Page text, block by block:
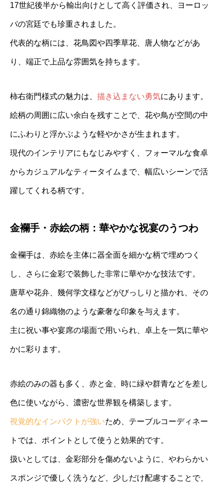
17世紀後半から輸出向けとして高く評価され、ヨーロッ
パの宮廷でも珍重されました。
代表的な柄には、花鳥図や四季草花、唐人物などがあ
り、端正で上品な雰囲気を持ちます。
柿右衛門様式の魅力は、 描き込まない勇気にあります。
絵柄の周囲に広い余白を残すことで、花や鳥が空間の中
にふわりと浮かぶような軽やかさが生まれます。
現代のインテリアにもなじみやすく、フォーマルな食卓
からカジュアルなティータイムまで、幅広いシーンで活
躍してくれる柄です。
金襴手・赤絵の柄：華やかな祝宴のうつわ
金襴手は、赤絵を主体に器全面を細かな柄で埋めつく
し、さらに金彩で装飾した非常に華やかな技法です。
唐草や花弁、幾何学文様などがびっしりと描かれ、その
名の通り錦織物のような豪奢な印象を与えます。
主に祝い事や宴席の場面で用いられ、卓上を一気に華や
かに彩ります。
赤絵のみの器も多く、赤と金、時に緑や群青などを差し
色に使いながら、濃密な世界観を構築します。
視覚的なインパクトが強いため、テーブルコーディネー
トでは、ポイントとして使うと効果的です。
扱いとしては、金彩部分を傷めないように、やわらかい
スポンジで優しく洗うなど、少しだけ配慮することで、